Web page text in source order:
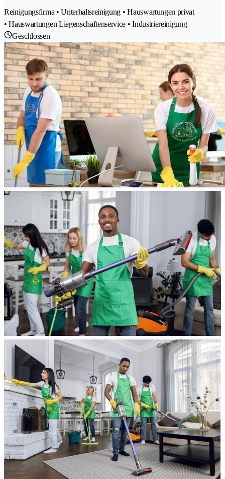
Reinigungsfirma • Unterhaltsreinigung • Hauswartungen privat
• Hauswartungen Liegenschaftenservice • Industriereinigung
Geschlossen